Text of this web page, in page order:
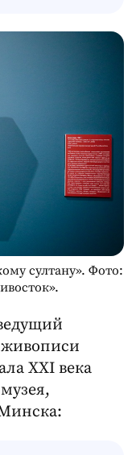
султану». Фото:
живописи
XXI века